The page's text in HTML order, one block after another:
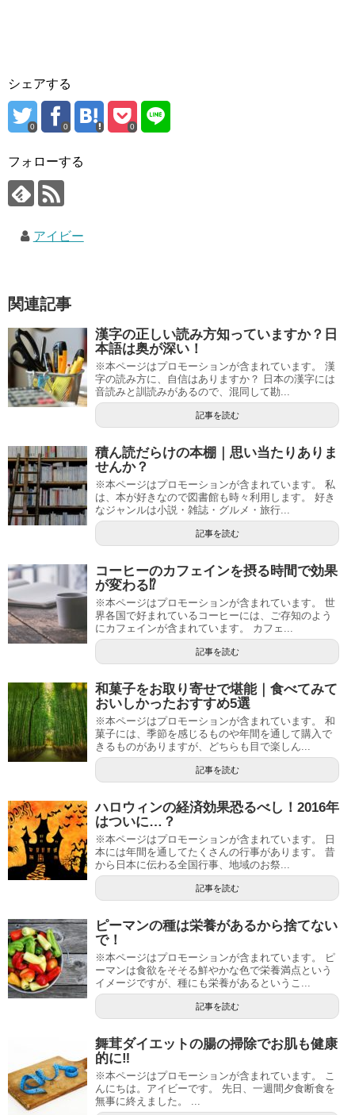
シェアする
0 0 0
フォローする
アイビー
関連記事
漢字の正しい読み方知っていますか？日
本語は奥が深い！
※本ページはプロモーションが含まれています。 漢
字の読み方に、自信はありますか？ 日本の漢字には
音読みと訓読みがあるので、混同して勘...
記事を読む
積ん読だらけの本棚｜思い当たりありま
せんか？
※本ページはプロモーションが含まれています。 私
は、本が好きなので図書館も時々利用します。 好き
なジャンルは小説・雑誌・グルメ・旅行...
記事を読む
コーヒーのカフェインを摂る時間で効果
が変わる⁉
※本ページはプロモーションが含まれています。 世
界各国で好まれているコーヒーには、ご存知のよう
にカフェインが含まれています。 カフェ...
記事を読む
和菓子をお取り寄せで堪能｜食べてみて
おいしかったおすすめ5選
※本ページはプロモーションが含まれています。 和
菓子には、季節を感じるものや年間を通して購入で
きるものがありますが、どちらも目で楽しん...
記事を読む
ハロウィンの経済効果恐るべし！2016年
はついに…？
※本ページはプロモーションが含まれています。 日
本には年間を通してたくさんの行事があります。 昔
から日本に伝わる全国行事、地域のお祭...
記事を読む
ピーマンの種は栄養があるから捨てない
で！
※本ページはプロモーションが含まれています。 ピ
ーマンは食欲をそそる鮮やかな色で栄養満点という
イメージですが、種にも栄養があるというこ...
記事を読む
舞茸ダイエットの腸の掃除でお肌も健康
的に‼
※本ページはプロモーションが含まれています。 こ
んにちは。アイビーです。 先日、一週間夕食断食を
無事に終えました。 ...